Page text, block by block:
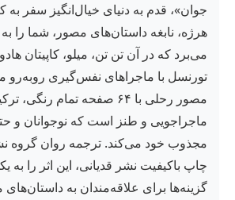
جوان»، قدم به دنیای خیال‌انگیز سفر به
هرژه، نابغه داستان‌های مصور، شما را
می‌برد که در آن تن تن، میلو، کاپیتان
تورنسل با ماجراهای نفس‌گیری روبه‌رو
مصور رحلی با ۶۴ صفحه تمام
ماجراجویی و طنز است که نوجوانان و
مجذوب خود می‌کند. ترجمه روان گروه
چاپ باکیفیت نشر قدیانی، این اثر را به
گزینه‌ها برای علاقه‌مندان به